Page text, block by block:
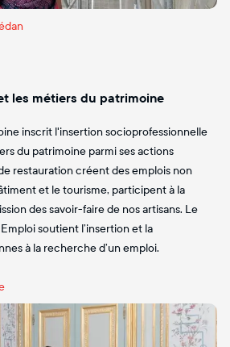
les métiers du patrimoine
inscrit l'insertion socioprofessionnelle
du patrimoine parmi ses actions
restauration créent des emplois non
et le tourisme, participent à la
des savoir-faire de nos artisans. Le
soutient l’insertion et la
à la recherche d’un emploi.